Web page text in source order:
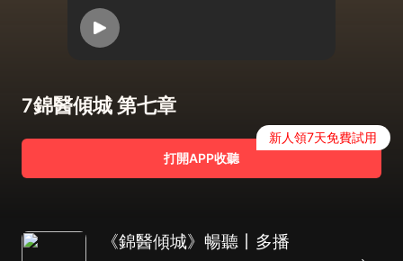
7錦醫傾城 第七章
打開APP收聽
新人領7天免費試用
《錦醫傾城》暢聽丨多播